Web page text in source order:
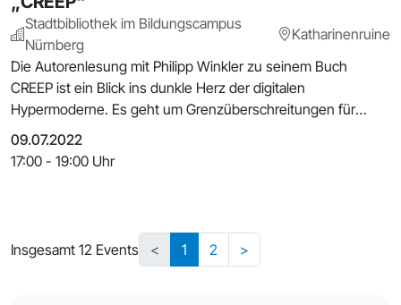
Stadtbibliothek im Bildungscampus
Nürnberg
Katharinenruine
Die Autorenlesung mit Philipp Winkler zu seinem Buch
CREEP ist ein Blick ins dunkle Herz der digitalen
Hypermoderne. Es geht um Grenzüberschreitungen für
Kontro
09.07.2022
17:00 - 19:00 Uhr
Insgesamt 12 Events < 1 2 >